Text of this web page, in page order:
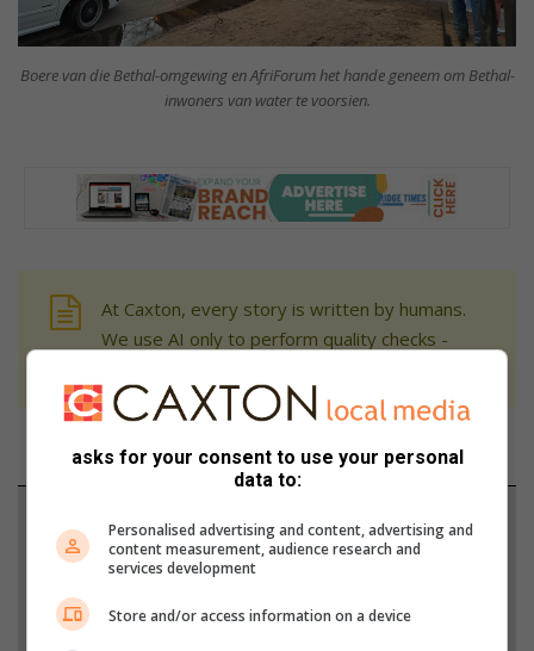
Boere van die Bethal-omgewing en AfriForum het hande geneem om Bethal-
inwoners van water te voorsien.
At Caxton, every story is written by humans.
We use AI only to perform quality checks -
Support local journalism
Add The Citizen as a preferred source to see more
from Ridge Times in Google News and Top Stories.
asks for your consent to use your personal
data to:
Personalised advertising and content, advertising and
content measurement, audience research and
services development
Store and/or access information on a device